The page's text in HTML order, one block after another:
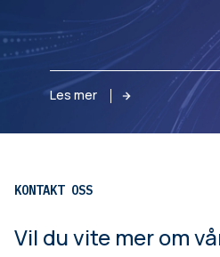
Les mer
KONTAKT OSS
Vil du vite mer om